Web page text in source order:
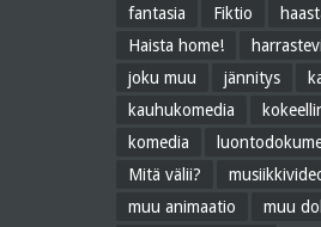
fantasia
Fiktio
Haista home!
joku muu
jännitys
kauhukomedia
komedia
Mitä välii?
muu animaatio
muu